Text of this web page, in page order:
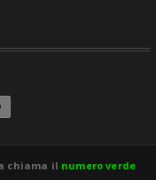
chiama il numero verde